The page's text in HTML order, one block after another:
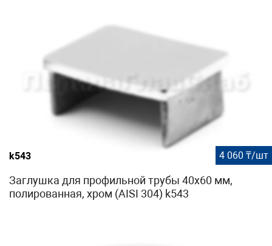
k543 4 060 ₸/шт
Заглушка для профильной трубы 40х60 мм,
полированная, хром (AISI 304) k543